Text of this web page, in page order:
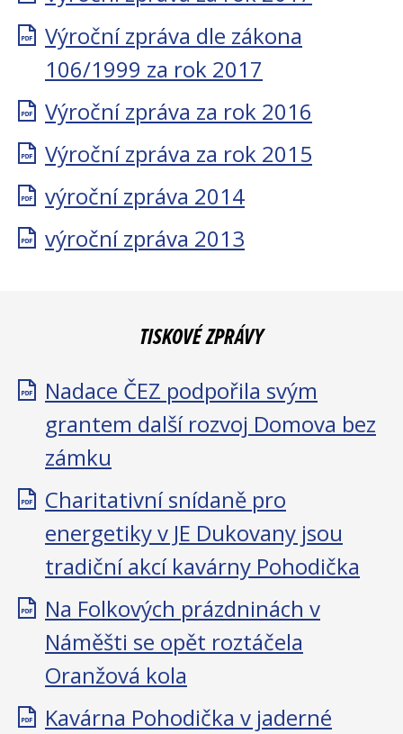
Výroční zpráva dle zákona
106/1999 za rok 2017
Výroční zpráva za rok 2016
Výroční zpráva za rok 2015
výroční zpráva 2014
výroční zpráva 2013
TISKOVÉ ZPRÁVY
Nadace ČEZ podpořila svým
grantem další rozvoj Domova bez
zámku
Charitativní snídaně pro
energetiky v JE Dukovany jsou
tradiční akcí kavárny Pohodička
Na Folkových prázdninách v
Náměšti se opět roztáčela
Oranžová kola
Kavárna Pohodička v jaderné